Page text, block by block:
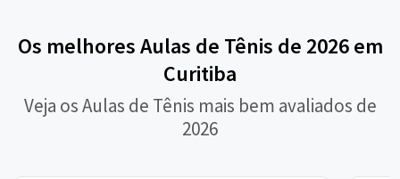
Os melhores Aulas de Tênis de 2026 em
Curitiba
Veja os Aulas de Tênis mais bem avaliados de
2026